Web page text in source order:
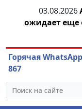
03.08.2026
ожидает еще
Горячая
867